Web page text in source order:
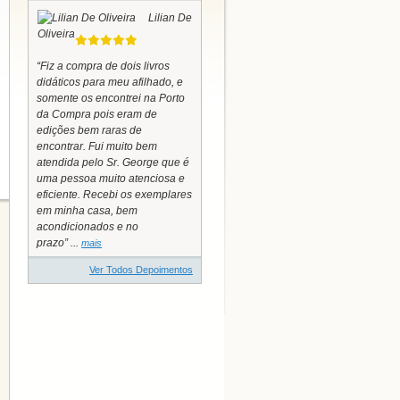
Lilian De
Oliveira
“Fiz a compra de dois livros
didáticos para meu afilhado, e
somente os encontrei na Porto
da Compra pois eram de
edições bem raras de
encontrar. Fui muito bem
atendida pelo Sr. George que é
uma pessoa muito atenciosa e
eficiente. Recebi os exemplares
em minha casa, bem
acondicionados e no
prazo” ... mais
Ver Todos Depoimentos